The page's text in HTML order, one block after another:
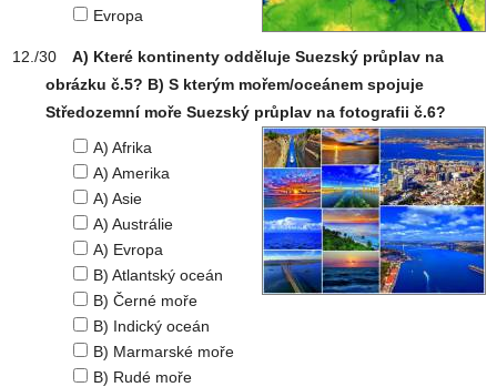
Evropa
A) Které kontinenty odděluje Suezský průplav na
obrázku č.5? B) S kterým mořem/oceánem spojuje
Středozemní moře Suezský průplav na fotografii č.6?
A) Afrika
A) Amerika
A) Asie
A) Austrálie
A) Evropa
B) Atlantský oceán
B) Černé moře
B) Indický oceán
B) Marmarské moře
B) Rudé moře